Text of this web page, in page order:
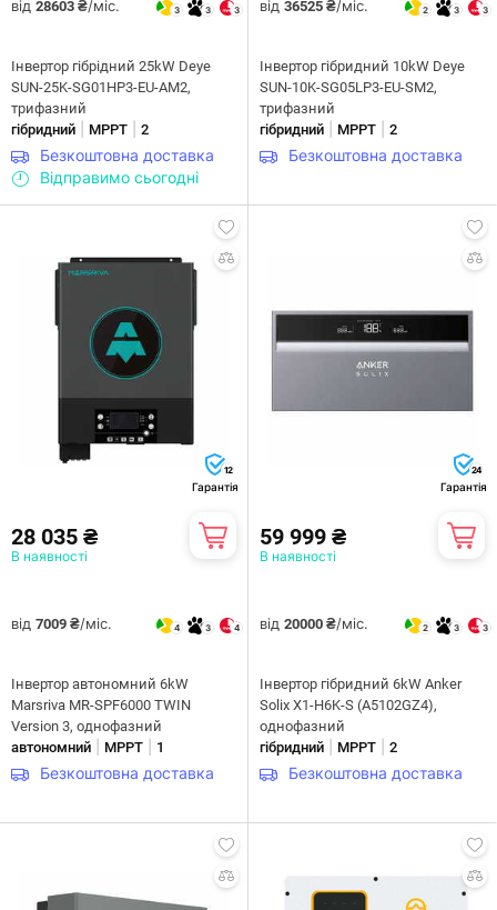
від 28603 ₴/міс. 3 3 3
Інвертор гібрідний 25kW Deye
SUN-25K-SG01HP3-EU-AM2,
трифазний
гібридний
MPPT 2
Безкоштовна доставка
Відправимо сьогодні
від 36525 ₴/міс. 2 3 3
Інвертор гібридний 10kW Deye
SUN-10K-SG05LP3-EU-SM2,
трифазний
гібридний
MPPT 2
Безкоштовна доставка
12
Гарантія
28 035 ₴
В наявності
від 7009 ₴/міс. 4 3 4
Інвертор автономний 6kW
Marsriva MR-SPF6000 TWIN
Version 3, однофазний
автономний
MPPT 1
Безкоштовна доставка
24
Гарантія
59 999 ₴
В наявності
від 20000 ₴/міс. 2 3 3
Інвертор гібридний 6kW Anker
Solix X1-H6K-S (A5102GZ4),
однофазний
гібридний
MPPT 2
Безкоштовна доставка